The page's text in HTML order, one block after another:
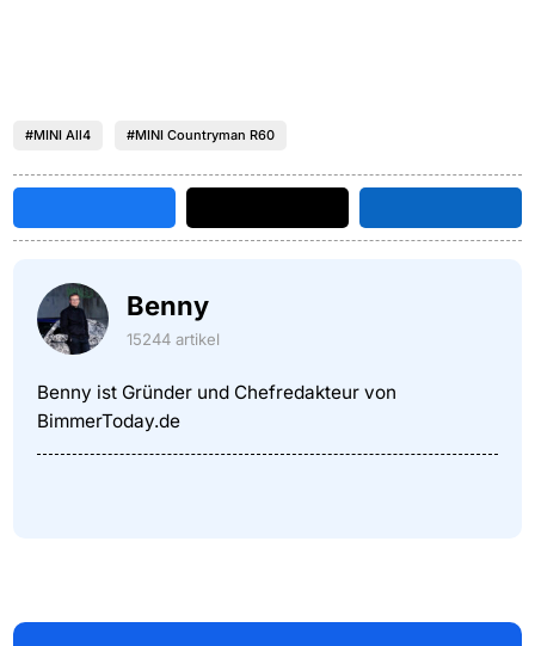
#MINI All4 #MINI Countryman R60
Benny
15244 artikel
Benny ist Gründer und Chefredakteur von
BimmerToday.de